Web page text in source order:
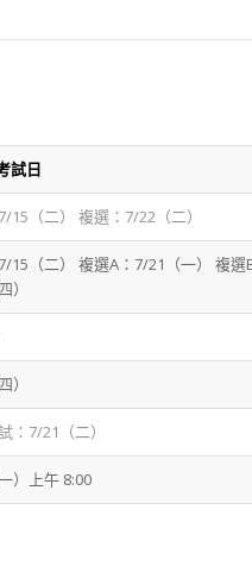
試日
15（二） 複選：7/22（二）
15（二） 複選A：7/21（一） 複選
）
）
：7/21（二）
）上午 8:00